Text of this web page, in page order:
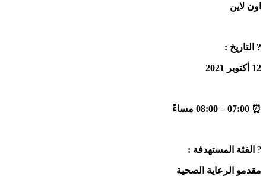
اون لاين
? التاريخ :
12 أكتوبر 2021
⏰ 07:00 – 08:00 مساءً
? الفئة المستهدفة :
مقدمو الرعاية الصحية